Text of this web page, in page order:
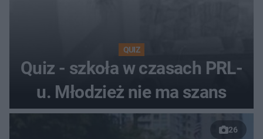
QUIZ
Quiz - szkoła w czasach PRL-
u. Młodzież nie ma szans
26